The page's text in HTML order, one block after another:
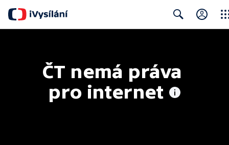
ČT nemá práva
pro internet